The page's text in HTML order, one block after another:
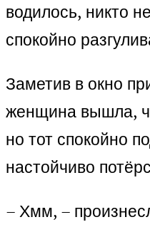
водилось, никто
спокойно
Заметив в окно
женщина вышла,
но тот спокойно
настойчиво
– Хмм, –